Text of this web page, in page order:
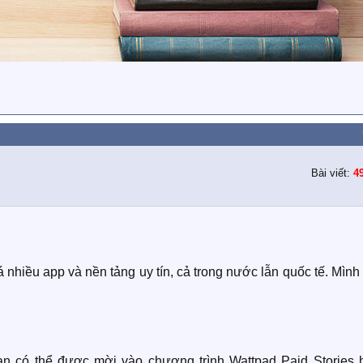
Bài viết:
app và nền tảng uy tín, cả trong nước lẫn quốc tế. Mình